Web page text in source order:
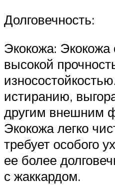
Долговечность:
Экокожа: Экокожа
высокой
истиранию,
другим внешним
Экокожа легко
требует особого
ее более
с жаккардом.